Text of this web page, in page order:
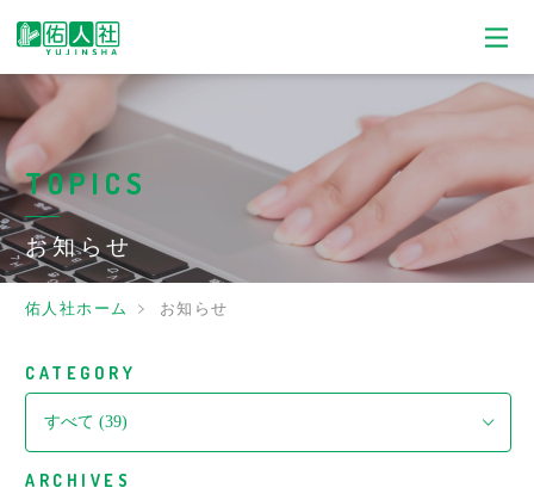
TOPICS
お知らせ
佑人社ホーム お知らせ
CATEGORY
ARCHIVES